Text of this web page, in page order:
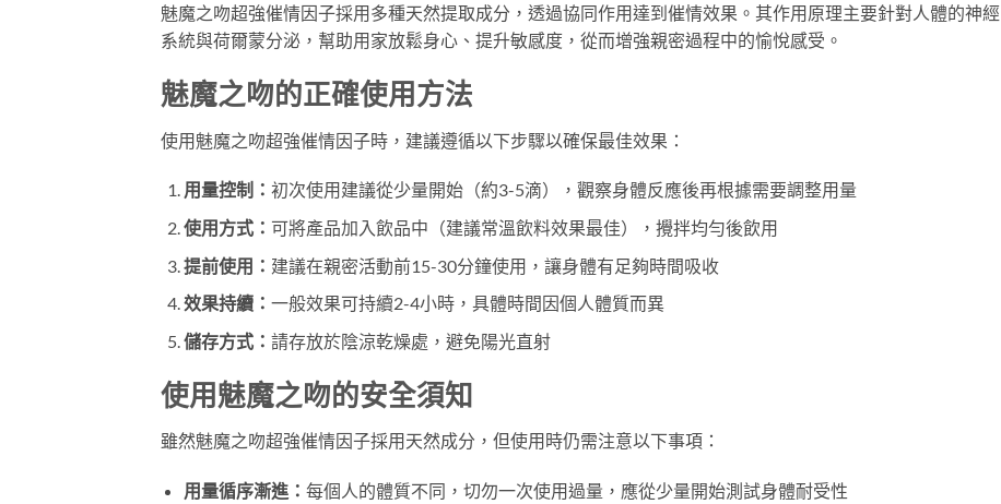
魅魔之吻超強催情因子採用多種天然提取成分，透過協同作用達到催情效果。其作用原理主要針對人體的神經
系統與荷爾蒙分泌，幫助用家放鬆身心、提升敏感度，從而增強親密過程中的愉悅感受。
魅魔之吻的正確使用方法
使用魅魔之吻超強催情因子時，建議遵循以下步驟以確保最佳效果：
用量控制： 初次使用建議從少量開始（約3-5滴），觀察身體反應後再根據需要調整用量
使用方式： 可將產品加入飲品中（建議常溫飲料效果最佳），攪拌均勻後飲用
提前使用： 建議在親密活動前15-30分鐘使用，讓身體有足夠時間吸收
效果持續： 一般效果可持續2-4小時，具體時間因個人體質而異
儲存方式： 請存放於陰涼乾燥處，避免陽光直射
使用魅魔之吻的安全須知
雖然魅魔之吻超強催情因子採用天然成分，但使用時仍需注意以下事項：
用量循序漸進： 每個人的體質不同，切勿一次使用過量，應從少量開始測試身體耐受性